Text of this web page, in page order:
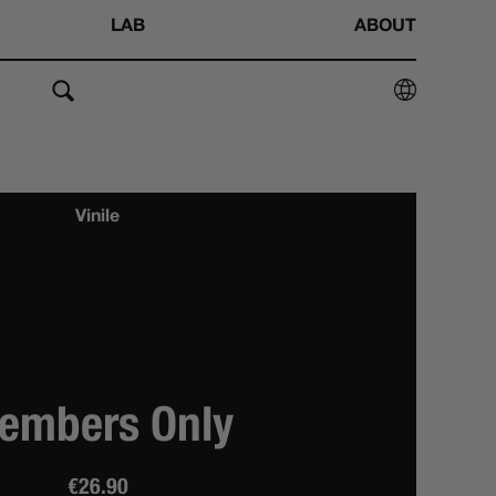
LAB ABOUT
Vinile
Only
€26.90